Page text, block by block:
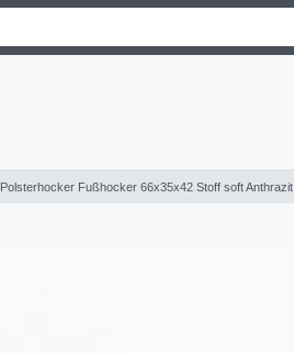
Polsterhocker Fußhocker 66x35x42 Stoff soft Anthrazit